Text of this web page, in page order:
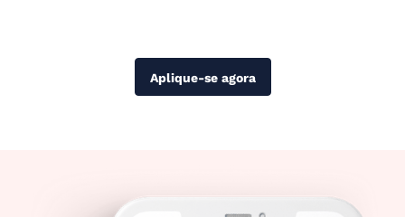
Aplique-se agora